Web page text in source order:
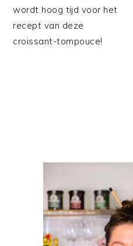
wordt hoog tijd voor het
recept van deze
croissant-tompouce!